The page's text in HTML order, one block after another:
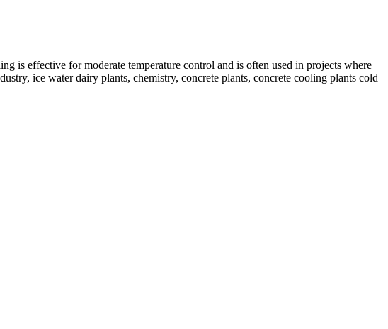
is effective for moderate temperature control and is often used in projects where
ice water dairy plants, chemistry, concrete plants, concrete cooling plants cold